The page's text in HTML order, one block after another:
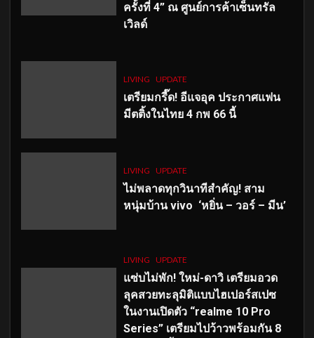
ครั้งที่ 4” ณ ศูนย์การค้าเซ็นทรัล
เวิลด์
LIVING UPDATE
เตรียมกรี๊ด! อีแจอุค ประกาศแฟน
มีตติ้งในไทย 4 กพ 66 นี้
LIVING UPDATE
ไม่พลาดทุกวินาทีสำคัญ! สาม
หนุ่มบ้าน vivo ‘หยิ่น – วอร์ – มีน’
LIVING UPDATE
แซ่บไม่พัก! ใหม่-ดาวิ เตรียมอวด
ลุคสวยทะลุมิติแบบไฮเปอร์สเปซ
ในงานเปิดตัว “realme 10 Pro
Series” เตรียมไปว้าวพร้อมกัน 8